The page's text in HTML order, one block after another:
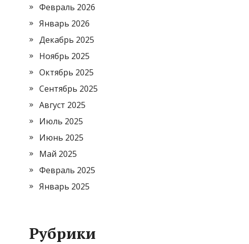
Февраль 2026
Январь 2026
Декабрь 2025
Ноябрь 2025
Октябрь 2025
Сентябрь 2025
Август 2025
Июль 2025
Июнь 2025
Май 2025
Февраль 2025
Январь 2025
Рубрики